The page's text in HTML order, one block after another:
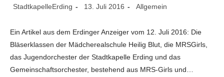
Beitrags-
StadtkapelleErding
Beitrag
13. Juli 2016
Beitrags-
Allgemein
Ein Artikel aus dem Erdinger Anzeiger vom 12. Juli 2016: Die
Bläserklassen der Mädcherealschule Heilig Blut, die MRSGirls,
das Jugendorchester der Stadtkapelle Erding und das
Gemeinschaftsorchester, bestehend aus MRS-Girls und…